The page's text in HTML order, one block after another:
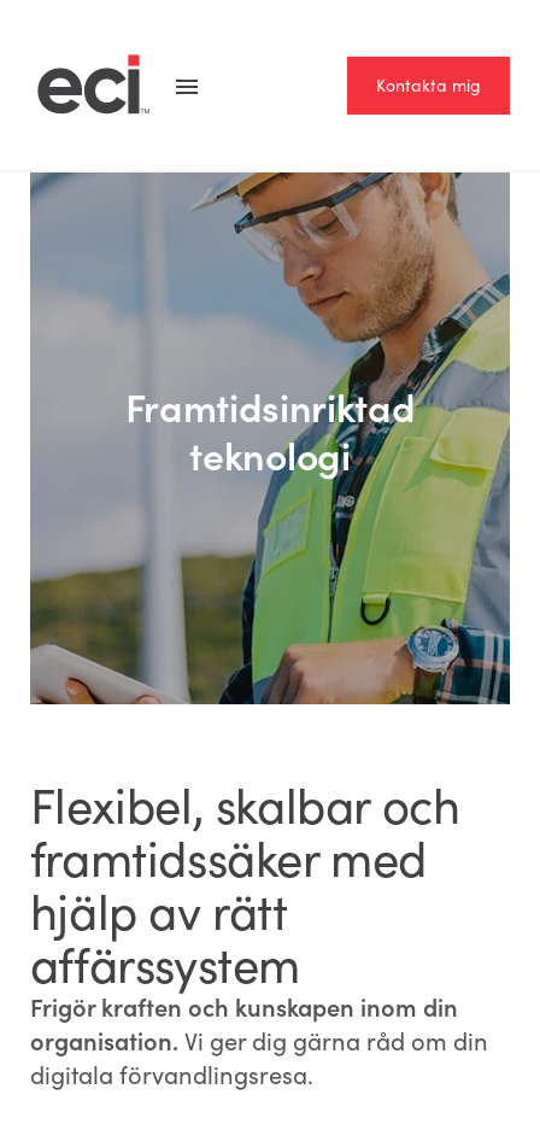
Kontakta mig
Framtidsinriktad
teknologi
Flexibel, skalbar och
framtidssäker med
hjälp av rätt
affärssystem
Frigör kraften och kunskapen inom din
organisation. Vi ger dig gärna råd om din
digitala förvandlingsresa.